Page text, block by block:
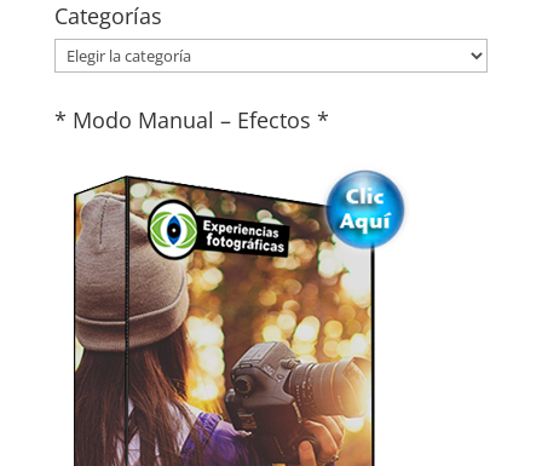
Categorías
Categorías
* Modo Manual – Efectos *